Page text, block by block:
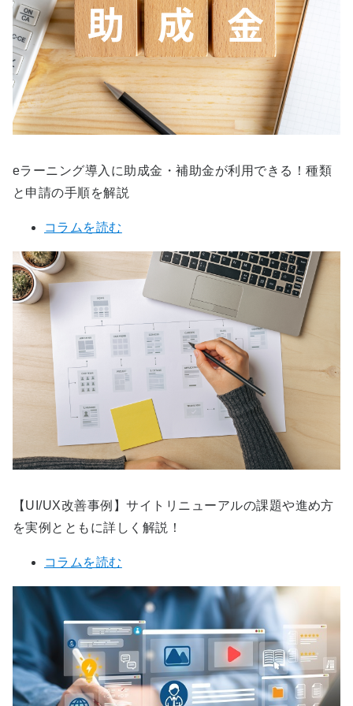
eラーニング導入に助成金・補助金が利用できる！種類
と申請の手順を解説
コラムを読む
【UI/UX改善事例】サイトリニューアルの課題や進め方
を実例とともに詳しく解説！
コラムを読む